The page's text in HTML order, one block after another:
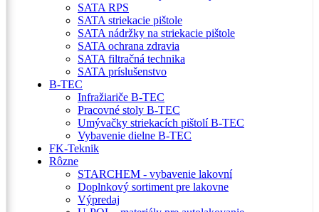
SATA RPS
SATA striekacie pištole
SATA nádržky na striekacie pištole
SATA ochrana zdravia
SATA filtračná technika
SATA príslušenstvo
B-TEC
Infražiariče B-TEC
Pracovné stoly B-TEC
Umývačky striekacích pištolí B-TEC
Vybavenie dielne B-TEC
FK-Teknik
Rôzne
STARCHEM - vybavenie lakovní
Doplnkový sortiment pre lakovne
Výpredaj